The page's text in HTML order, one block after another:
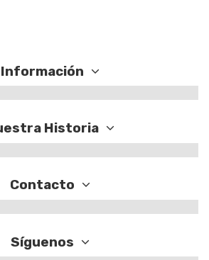
Información
Historia
Contacto
Síguenos